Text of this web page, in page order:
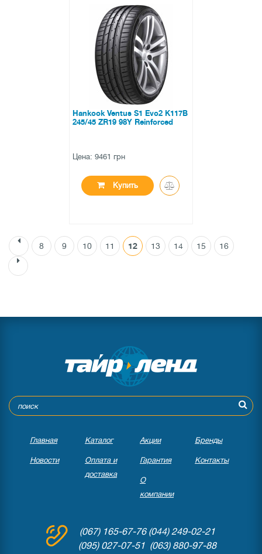
в наличии
0 отзывов
Hankook Ventus S1 Evo2 K117B
245/45 ZR19 98Y Reinforced
Цена: 9461 грн
Купить
●в наличии
8 9 10 11 12 13 14 15 16
Главная Каталог Акции Бренды
Новости
Оплата и
доставка
Гарантия Контакты
О
компании
(067) 165-67-76(044) 249-02-21
(095) 027-07-51 (063) 880-97-88